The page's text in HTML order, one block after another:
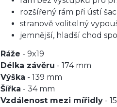
rozšířený rám při ústí
stranově volitelný
jemnější, hladší chod
Ráže - 9x19
Délka závěru - 174 mm
Výška - 139 mm
Šířka - 34 mm
Vzdálenost mezi mířidly -